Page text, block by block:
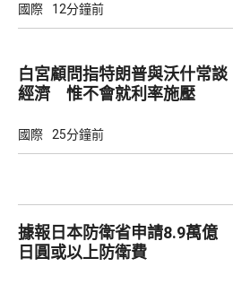
國際 12分鐘前
白宮顧問指特朗普與沃什常談
經濟 惟不會就利率施壓
國際 25分鐘前
據報日本防衛省申請8.9萬億
日圓或以上防衛費